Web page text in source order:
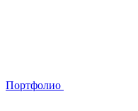
Портфолио